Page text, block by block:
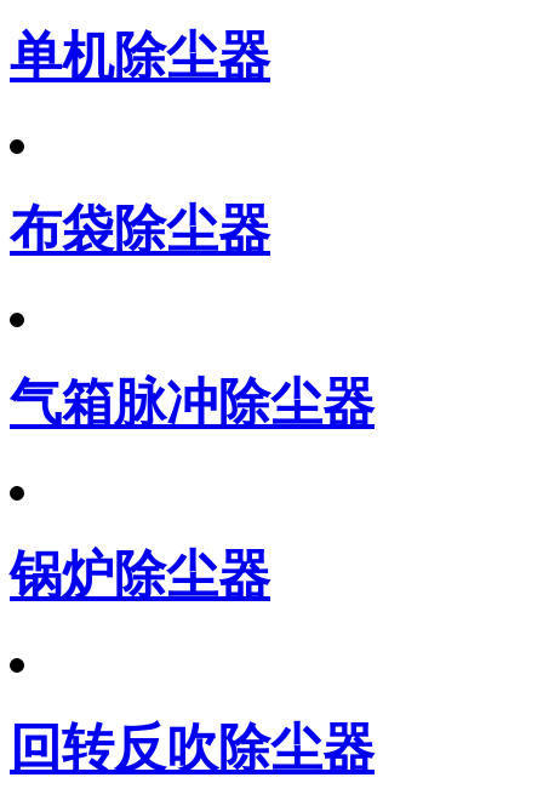
单机除尘器
布袋除尘器
气箱脉冲除尘器
锅炉除尘器
回转反吹除尘器